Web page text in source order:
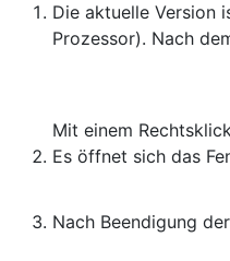
Die aktuelle Version
Prozessor). Nach
Mit einem
Es öffnet sich das
Nach Beendigung